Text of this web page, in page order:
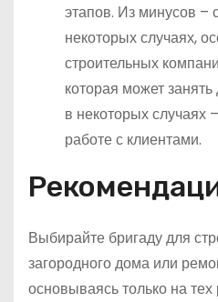
этапов. Из минусов –
некоторых случаях,
строительных
которая может
в некоторых случаях
работе с клиентами.
Выбирайте бригаду для
загородного дома или
основываясь только на